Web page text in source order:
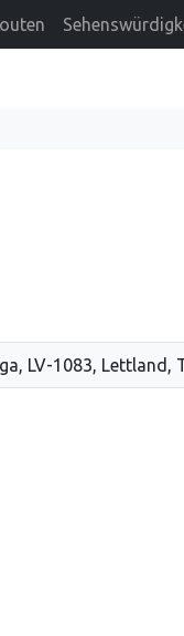
LV-1083, Lettland,